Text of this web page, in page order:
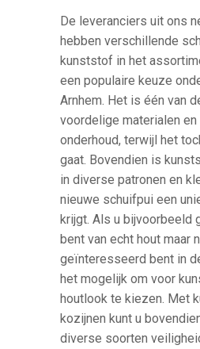
De leveranciers uit ons
hebben verschillende
kunststof in het
een populaire keuze
Arnhem. Het is één van
voordelige materialen
onderhoud, terwijl het
gaat. Bovendien is
in diverse patronen en
nieuwe schuifpui een
krijgt. Als u bijvoorbeeld
bent van echt hout maar
geïnteresseerd bent in
het mogelijk om voor
houtlook te kiezen. Met
kozijnen kunt u
diverse soorten